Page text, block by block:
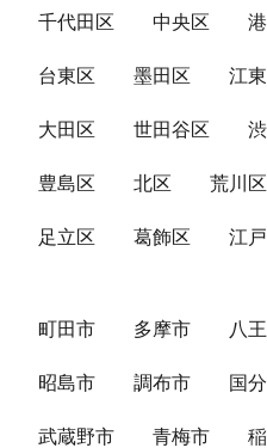
千代田区 中央区
台東区 墨田区 江
大田区 世田谷区
豊島区 北区 荒川区
足立区 葛飾区 江
町田市 多摩市 八
昭島市 調布市 国
武蔵野市 青梅市